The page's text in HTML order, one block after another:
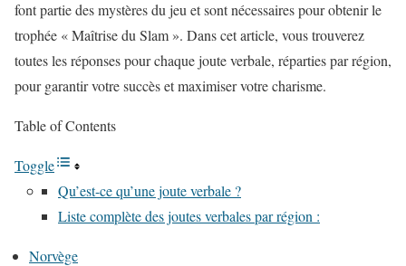
font partie des mystères du jeu et sont nécessaires pour obtenir le
trophée « Maîtrise du Slam ». Dans cet article, vous trouverez
toutes les réponses pour chaque joute verbale, réparties par région,
pour garantir votre succès et maximiser votre charisme.
Table of Contents
Toggle
Qu’est-ce qu’une joute verbale ?
Liste complète des joutes verbales par région :
Norvège